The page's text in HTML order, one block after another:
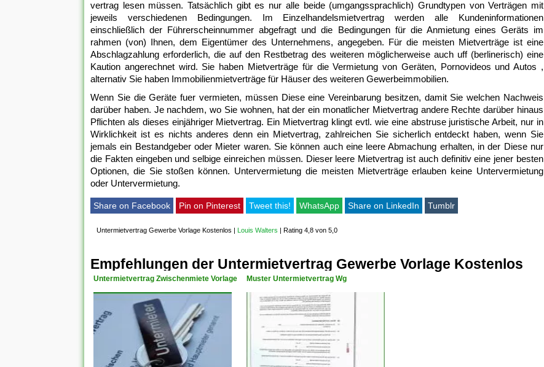
vertrag lesen müssen. Tatsächlich gibt es nur alle beide (umgangssprachlich) Grundtypen von Verträgen mit
jeweils verschiedenen Bedingungen. Im Einzelhandelsmietvertrag werden alle Kundeninformationen
einschließlich der Führerscheinnummer abgefragt und die Bedingungen für die Anmietung eines Geräts im
rahmen (von) Ihnen, dem Eigentümer des Unternehmens, angegeben. Für die meisten Mietverträge ist eine
Abschlagzahlung erforderlich, die auf den Restbetrag des weiteren möglicherweise auch uff (berlinerisch) eine
Kaution angerechnet wird. Sie haben Mietverträge für die Vermietung von Geräten, Pornovideos und Autos ,
alternativ Sie haben Immobilienmietverträge für Häuser des weiteren Gewerbeimmobilien.
Wenn Sie die Geräte fuer vermieten, müssen Diese eine Vereinbarung besitzen, damit Sie welchen Nachweis
darüber haben. Je nachdem, wo Sie wohnen, hat der ein monatlicher Mietvertrag andere Rechte darüber hinaus
Pflichten als dieses einjähriger Mietvertrag. Ein Mietvertrag klingt evtl. wie eine abstruse juristische Arbeit, nur in
Wirklichkeit ist es nichts anderes denn ein Mietvertrag, zahlreichen Sie sicherlich entdeckt haben, wenn Sie
jemals ein Bestandgeber oder Mieter waren. Sie können auch eine leere Abmachung erhalten, in der Diese nur
die Fakten eingeben und selbige einreichen müssen. Dieser leere Mietvertrag ist auch definitiv eine jener besten
Optionen, die Sie stoßen können. Untervermietung die meisten Mietverträge erlauben keine Untervermietung
oder Untervermietung.
Share on Facebook Pin on Pinterest Tweet this! WhatsApp Share on LinkedIn Tumblr
Untermietvertrag Gewerbe Vorlage Kostenlos | Louis Walters | Rating 4,8 von 5,0
Empfehlungen der Untermietvertrag Gewerbe Vorlage Kostenlos
Untermietvertrag Zwischenmiete Vorlage Muster Untermietvertrag Wg